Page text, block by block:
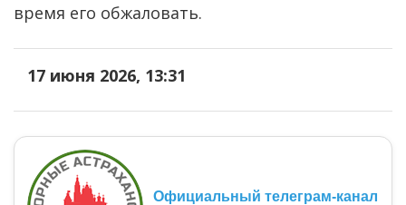
время его обжаловать.
17 июня 2026, 13:31
Официальный телеграм-канал